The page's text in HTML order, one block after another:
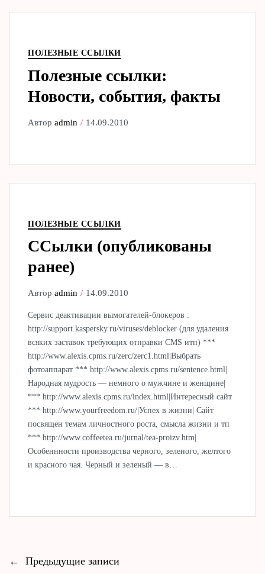
ПОЛЕЗНЫЕ ССЫЛКИ
Полезные ссылки:
Новости, события, факты
Авторadmin 14.09.2010
ПОЛЕЗНЫЕ ССЫЛКИ
ССылки (опубликованы
ранее)
Авторadmin 14.09.2010
Сервис деактивации вымогателей-блокеров :
http://support.kaspersky.ru/viruses/deblocker (для удаления
всяких заставок требующих отправки CMS итп) ***
http://www.alexis.cpms.ru/zerc/zerc1.html|Выбрать
фотоаппарат *** http://www.alexis.cpms.ru/sentence.html|
Народная мудрость — немного о мужчине и женщине|
*** http://www.alexis.cpms.ru/index.html|Интересный сайт
*** http://www.yourfreedom.ru/|Успех в жизни| Сайт
посвящен темам личностного роста, смысла жизни и тп
*** http://www.coffeetea.ru/jurnal/tea-proizv.htm|
Особеннности производства черного, зеленого, желтого
и красного чая. Черный и зеленый — в…
← Предыдущие записи